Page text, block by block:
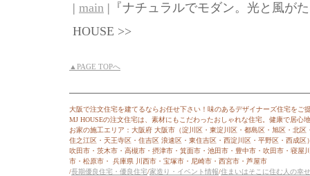
| main |『ナチュラルでモダン。光と風が
HOUSE >>
▲PAGE TOPへ
大阪で注文住宅を建てるならお任せ下さい！味のあるデザイナーズ住宅をご
MJ HOUSEの注文住宅は、素材にもこだわったおしゃれな住宅。健康で居心
お家の施工エリア：大阪府 大阪市（淀川区・東淀川区・都島区・旭区・北
住之江区・天王寺区・住吉区 浪速区・東住吉区・西淀川区・平野区・西成区
吹田市・茨木市・高槻市・摂津市・箕面市・池田市・豊中市・吹田市・寝
市・松原市・ 兵庫県 川西市・宝塚市・尼崎市・西宮市・芦屋市
/長期優良住宅・優良住宅/家造り・イベント情報/住まいはそこに住む人の幸